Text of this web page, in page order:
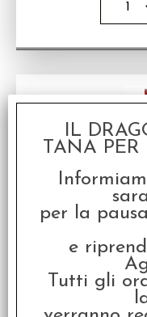
Skifidol
Psichedelico
Italian Brainrot
IL
TANA
per la
e
Tutti gli